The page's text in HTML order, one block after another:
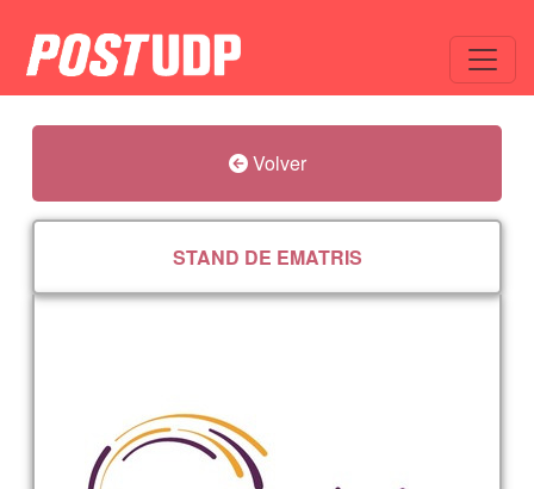
Volver
STAND DE EMATRIS